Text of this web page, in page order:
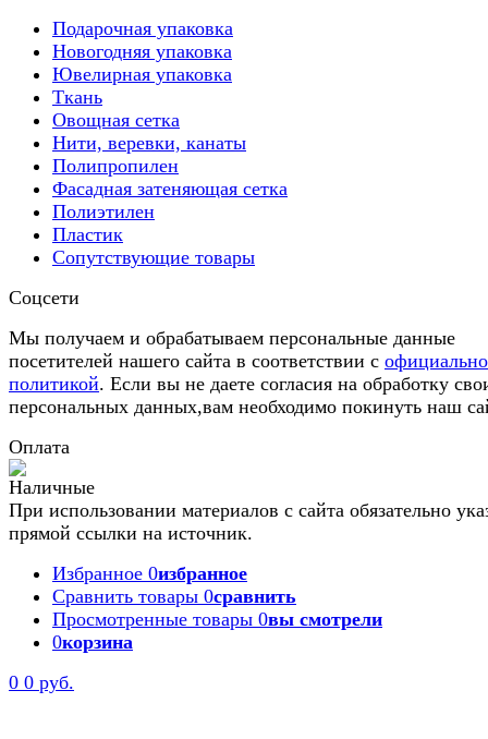
Подарочная упаковка
Новогодняя упаковка
Ювелирная упаковка
Ткань
Овощная сетка
Нити, веревки, канаты
Полипропилен
Фасадная затеняющая сетка
Полиэтилен
Пластик
Сопутствующие товары
Соцсети
Мы получаем и обрабатываем персональные данные
посетителей нашего сайта в соответствии с
политикой. Если вы не даете согласия на обработку
персональных данных,вам необходимо покинуть наш
Оплата
При использовании материалов с сайта обязательно
прямой ссылки на источник.
Избранное 0избранное
Сравнить товары 0сравнить
Просмотренные товары 0вы смотрели
0корзина
0 0 руб.